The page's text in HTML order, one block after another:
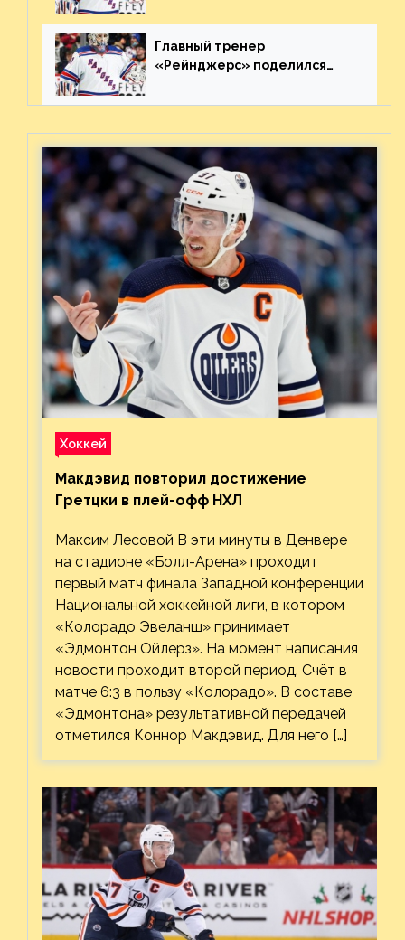
матча плей-офф. Видео
Главный тренер
«Рейнджерс» поделился
предстоящего финала
Хоккей
Макдэвид повторил достижение
Гретцки в плей-офф НХЛ
Максим Лесовой В эти минуты в Денвере
на стадионе «Болл-Арена» проходит
первый матч финала Западной конференции
Национальной хоккейной лиги, в котором
«Колорадо Эвеланш» принимает
«Эдмонтон Ойлерз». На момент написания
новости проходит второй период. Счёт в
матче 6:3 в пользу «Колорадо». В составе
«Эдмонтона» результативной передачей
отметился Коннор Макдэвид. Для него […]